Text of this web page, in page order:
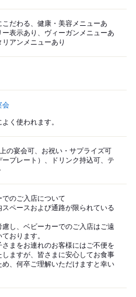
こだわる、健康・美容メニューあ
ー表示あり、ヴィーガンメニューあ
リアンメニューあり
会
く使われます。
の宴会可、お祝い・サプライズ可
ープレート）、ドリンク持込可、テ
でのご入店について
スペースおよび通路が限られている
慮し、ベビーカーでのご入店はご遠
おります。
さまをお連れのお客様にはご不便を
しますが、皆さまに安心してお食事
め、何卒ご理解いただけますと幸い